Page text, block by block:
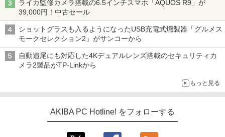
ライカ監修カメラ搭載の6.5インチスマホ「AQUOS R9」が
39,000円！中古セール
ショットグラスも入るようになったUSB充電式燻製器「グルメス
モークセレクション2」がサンコーから
自動追尾にも対応した4Kデュアルレンズ搭載のセキュリティカ
メラ2製品がTP-Linkから
もっと見る
AKIBA PC Hotline! をフォローする